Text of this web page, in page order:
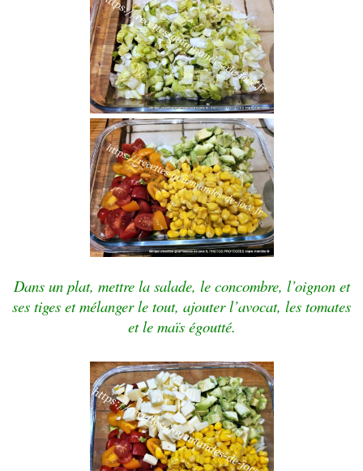
Dans un plat, mettre la salade, le concombre, l’oignon et
ses tiges et mélanger le tout, ajouter l’avocat, les tomates
et le maïs égoutté.